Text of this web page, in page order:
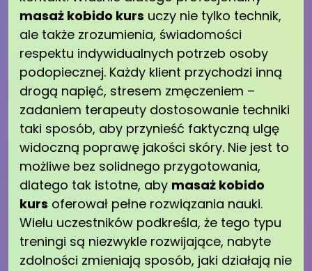
masaż kobido kurs uczy nie tylko technik,
ale także zrozumienia, świadomości
respektu indywidualnych potrzeb osoby
podopiecznej. Każdy klient przychodzi inną
drogą napięć, stresem zmęczeniem –
zadaniem terapeuty dostosowanie techniki
taki sposób, aby przynieść faktyczną ulgę
widoczną poprawę jakości skóry. Nie jest to
możliwe bez solidnego przygotowania,
dlatego tak istotne, aby masaż kobido
kurs oferował pełne rozwiązania nauki.
Wielu uczestników podkreśla, że tego typu
treningi są niezwykle rozwijające, nabyte
zdolności zmieniają sposób, jaki działają nie